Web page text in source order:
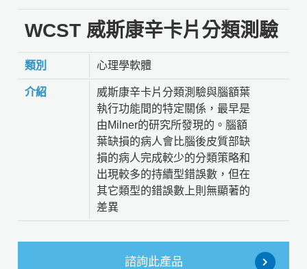
WCST 威斯康辛卡片分類測驗
類別 心理學軟體
介紹
威斯康辛卡片分類測驗與腦額葉
執行功能間的特定關係，最早是
由Milner的研究所發現的。腦額
葉缺損的病人會比腦後皮質部缺
損的病人完成較少的分類策略和
出現較多的持續型錯誤數，但在
其它類型的錯誤數上則無顯著的
差異
諮詢此產品